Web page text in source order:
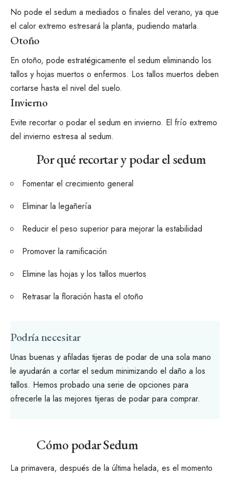
No pode el sedum a mediados o finales del verano, ya que
el calor extremo estresará la planta, pudiendo matarla.
Otoño
En otoño, pode estratégicamente el sedum eliminando los
tallos y hojas muertos o enfermos. Los tallos muertos deben
cortarse hasta el nivel del suelo.
Invierno
Evite recortar o podar el sedum en invierno. El frío extremo
del invierno estresa al sedum.
Por qué recortar y podar el sedum
Fomentar el crecimiento general
Eliminar la legañería
Reducir el peso superior para mejorar la estabilidad
Promover la ramificación
Elimine las hojas y los tallos muertos
Retrasar la floración hasta el otoño
Podría necesitar
Unas buenas y afiladas tijeras de podar de una sola mano
le ayudarán a cortar el sedum minimizando el daño a los
tallos. Hemos probado una serie de opciones para
ofrecerle la las mejores tijeras de podar para comprar.
Cómo podar Sedum
La primavera, después de la última helada, es el momento